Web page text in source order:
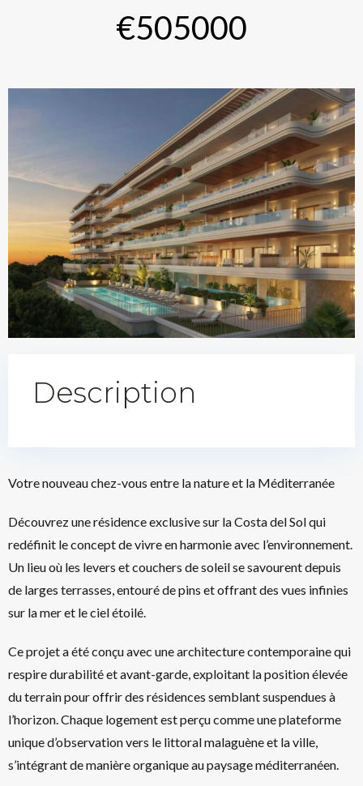
€505000
Description
Votre nouveau chez-vous entre la nature et la Méditerranée
Découvrez une résidence exclusive sur la Costa del Sol qui
redéfinit le concept de vivre en harmonie avec l’environnement.
Un lieu où les levers et couchers de soleil se savourent depuis
de larges terrasses, entouré de pins et offrant des vues infinies
sur la mer et le ciel étoilé.
Ce projet a été conçu avec une architecture contemporaine qui
respire durabilité et avant-garde, exploitant la position élevée
du terrain pour offrir des résidences semblant suspendues à
l’horizon. Chaque logement est perçu comme une plateforme
unique d’observation vers le littoral malaguène et la ville,
s’intégrant de manière organique au paysage méditerranéen.